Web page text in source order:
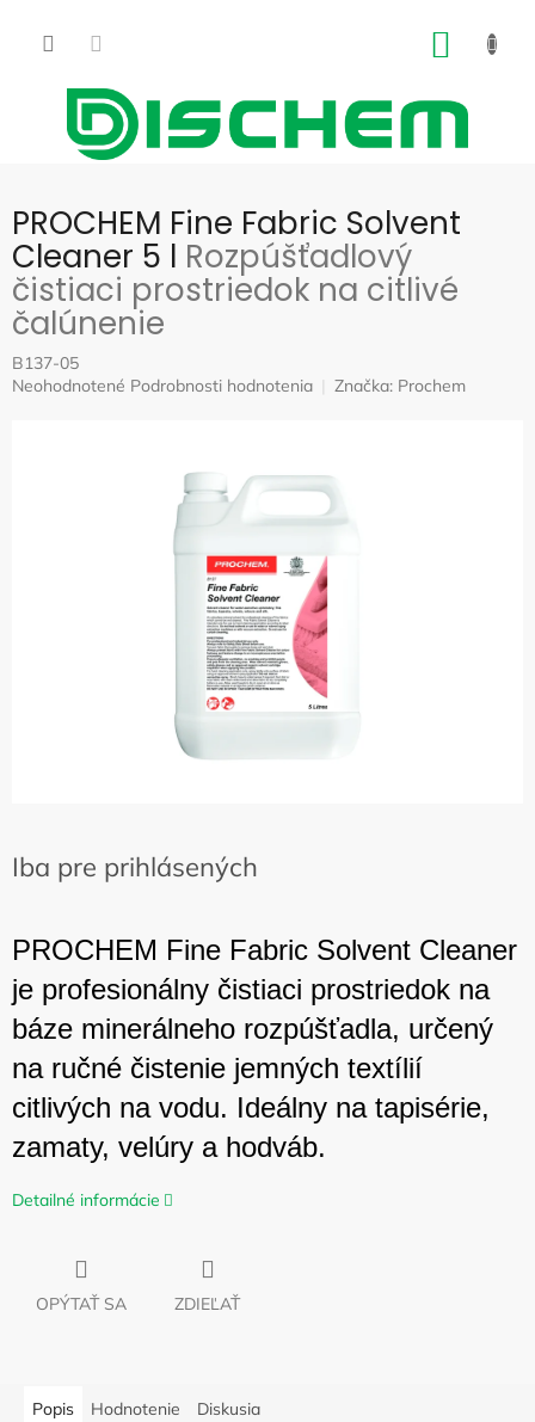
obsah
PROCHEM Fine Fabric Solvent
Cleaner 5 l Rozpúšťadlový
čistiaci prostriedok na citlivé
čalúnenie
B137-05
Priemerné
Neohodnotené Podrobnosti hodnotenia Značka: Prochem
Iba pre prihlásených
PROCHEM Fine Fabric Solvent Cleaner
je profesionálny čistiaci prostriedok na
báze minerálneho rozpúšťadla, určený
na ručné čistenie jemných textílií
citlivých na vodu. Ideálny na tapisérie,
zamaty, velúry a hodváb.
Detailné informácie
OPÝTAŤ SA ZDIEĽAŤ
Popis Hodnotenie Diskusia